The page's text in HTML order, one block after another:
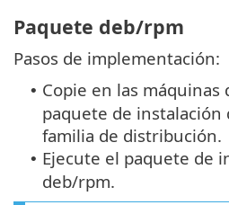
Paquete deb/rpm
Pasos de implementación:
• Copie en las máquinas
paquete de
familia de distribución.
• Ejecute el paquete de
deb/rpm.